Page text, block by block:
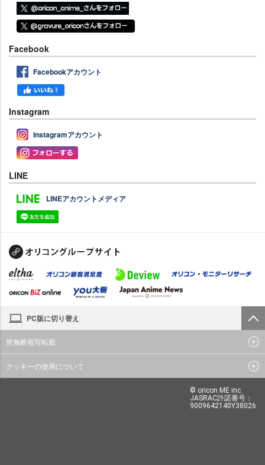
Facebook
Facebookアカウント
Instagram
Instagramアカウント
LINE
LINEアカウントメディア
PC版に切り替え
禁無断複写転載
クッキーの使用について
© oricon ME inc.
JASRAC許諾番号：
9009642140Y38026